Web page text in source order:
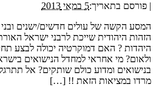
| פורסם בתאריך:5 במאי 2013
המסע הקשה של עולים חדשים/ישנים
הזהות היהודית שייכת לרבני ישראל
היהדות ? האם דמוקרטיה יכולה לבצע
ולאום? מי אחראי למחדל הנישואים
בנישואים ומדוע כולם שותקים? אל
מרדו במציאות הזאת !! […]